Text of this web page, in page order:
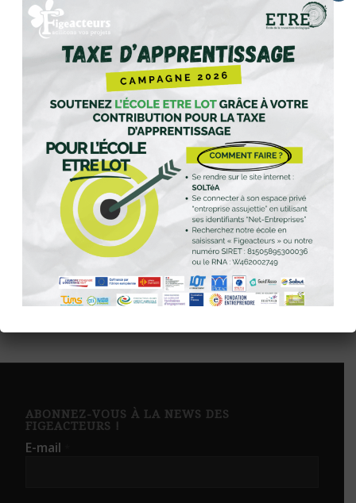
Partager cette publication
ABONNEZ-VOUS À LA NEWS DES
FIGEACTEURS !
E-mail